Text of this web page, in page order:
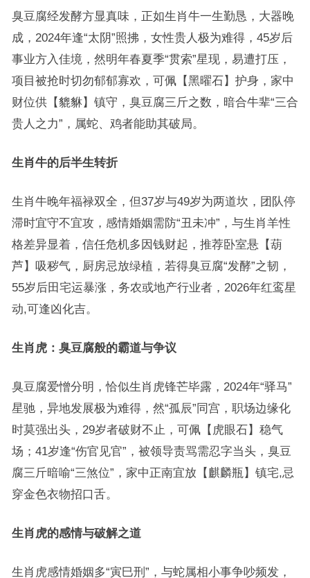
臭豆腐经发酵方显真味，正如生肖牛一生勤恳，大器晚
成，2024年逢“太阴”照拂，女性贵人极为难得，45岁后
事业方入佳境，然明年春夏季“贯索”星现，易遭打压，
项目被抢时切勿郁郁寡欢，可佩【黑曜石】护身，家中
财位供【貔貅】镇守，臭豆腐三斤之数，暗合牛辈“三合
贵人之力”，属蛇、鸡者能助其破局。
生肖牛的后半生转折
生肖牛晚年福禄双全，但37岁与49岁为两道坎，团队停
滞时宜守不宜攻，感情婚姻需防“丑未冲”，与生肖羊性
格差异显着，信任危机多因钱财起，推荐卧室悬【葫
芦】吸秽气，厨房忌放绿植，若得臭豆腐“发酵”之韧，
55岁后田宅运暴涨，务农或地产行业者，2026年红鸾星
动,可逢凶化吉。
生肖虎：臭豆腐般的霸道与争议
臭豆腐爱憎分明，恰似生肖虎锋芒毕露，2024年“驿马”
星驰，异地发展极为难得，然“孤辰”同宫，职场边缘化
时莫强出头，29岁者破财不止，可佩【虎眼石】稳气
场；41岁逢“伤官见官”，被领导责骂需忍字当头，臭豆
腐三斤暗喻“三煞位”，家中正南宜放【麒麟瓶】镇宅,忌
穿金色衣物招口舌。
生肖虎的感情与破解之道
生肖虎感情婚姻多“寅巳刑”，与蛇属相小事争吵频发，